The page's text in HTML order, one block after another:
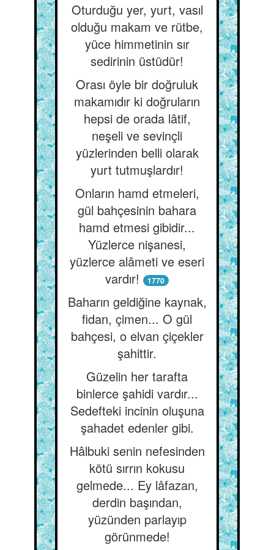
Oturduğu yer, yurt, vasıl
olduğu makam ve rütbe,
yüce himmetinin sır
sedirinin üstüdür!
Orası öyle bir doğruluk
makamıdır ki doğruların
hepsi de orada lâtif,
neşeli ve sevinçli
yüzlerinden belli olarak
yurt tutmuşlardır!
Onların hamd etmeleri,
gül bahçesinin bahara
hamd etmesi gibidir...
Yüzlerce nişanesi,
yüzlerce alâmeti ve eseri
vardır!
1770
Baharın geldiğine kaynak,
fidan, çimen... O gül
bahçesi, o elvan çiçekler
şahittir.
Güzelin her tarafta
binlerce şahidi vardır...
Sedefteki incinin oluşuna
şahadet edenler gibi.
Hâlbuki senin nefesinden
kötü sırrın kokusu
gelmede... Ey lâfazan,
derdin başından,
yüzünden parlayıp
görünmede!